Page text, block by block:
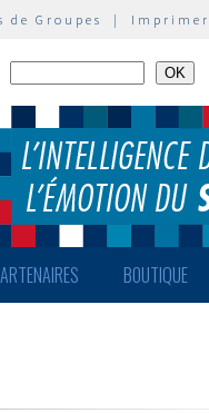
de Groupes | Imprimer
BOUTIQUE